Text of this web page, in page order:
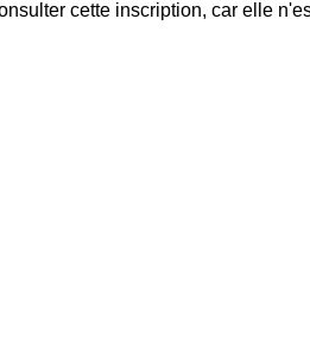
cette inscription, car elle